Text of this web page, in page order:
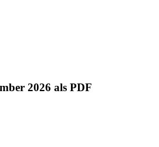
2026 als PDF